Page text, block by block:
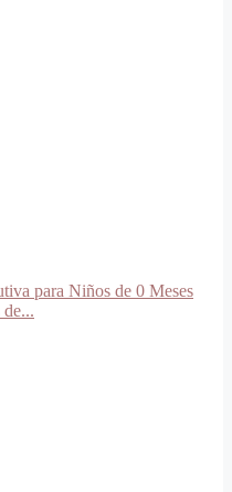
para Niños de 0 Meses